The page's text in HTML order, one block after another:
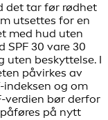
det tar før rødhet
utsettes for en
med hud uten
SPF 30 vare 30
uten beskyttelse. I
påvirkes av
og om
verdien bør derfor
på nytt